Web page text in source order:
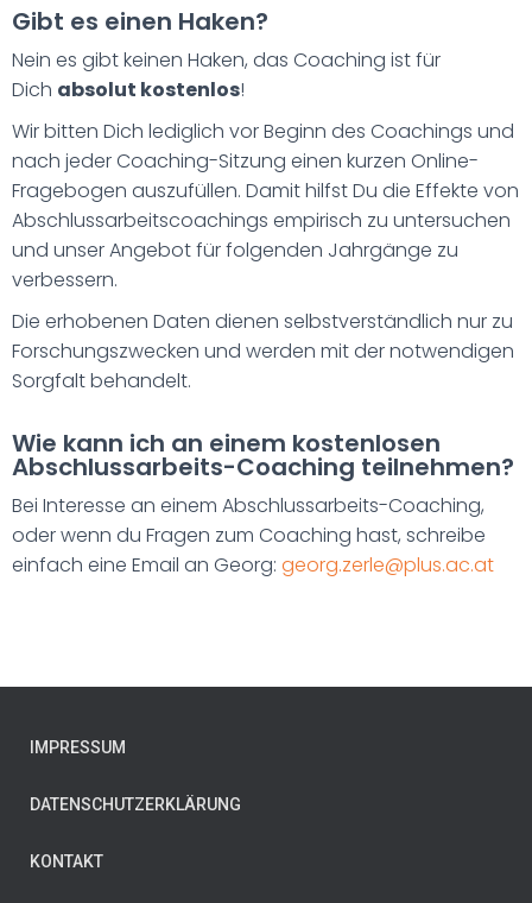
Gibt es einen Haken?
Nein es gibt keinen Haken, das Coaching ist für
Dich absolut kostenlos!
Wir bitten Dich lediglich vor Beginn des Coachings und
nach jeder Coaching-Sitzung einen kurzen Online-
Fragebogen auszufüllen. Damit hilfst Du die Effekte von
Abschlussarbeitscoachings empirisch zu untersuchen
und unser Angebot für folgenden Jahrgänge zu
verbessern.
Die erhobenen Daten dienen selbstverständlich nur zu
Forschungszwecken und werden mit der notwendigen
Sorgfalt behandelt.
Wie kann ich an einem kostenlosen
Abschlussarbeits-Coaching teilnehmen?
Bei Interesse an einem Abschlussarbeits-Coaching,
oder wenn du Fragen zum Coaching hast, schreibe
einfach eine Email an Georg: georg.zerle@plus.ac.at
IMPRESSUM
DATENSCHUTZERKLÄRUNG
KONTAKT